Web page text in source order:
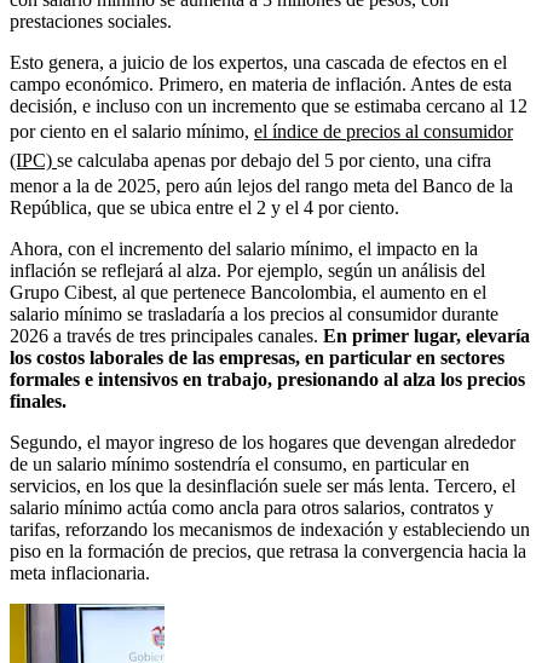
prestaciones sociales.
Esto genera, a juicio de los expertos, una cascada de efectos en el
campo económico. Primero, en materia de inflación. Antes de esta
decisión, e incluso con un incremento que se estimaba cercano al 12
por ciento en el salario mínimo, el índice de precios al consumidor
(IPC) se calculaba apenas por debajo del 5 por ciento, una cifra
menor a la de 2025, pero aún lejos del rango meta del Banco de la
República, que se ubica entre el 2 y el 4 por ciento.
Ahora, con el incremento del salario mínimo, el impacto en la
inflación se reflejará al alza. Por ejemplo, según un análisis del
Grupo Cibest, al que pertenece Bancolombia, el aumento en el
salario mínimo se trasladaría a los precios al consumidor durante
2026 a través de tres principales canales. En primer lugar, elevaría
los costos laborales de las empresas, en particular en sectores
formales e intensivos en trabajo, presionando al alza los precios
finales.
Segundo, el mayor ingreso de los hogares que devengan alrededor
de un salario mínimo sostendría el consumo, en particular en
servicios, en los que la desinflación suele ser más lenta. Tercero, el
salario mínimo actúa como ancla para otros salarios, contratos y
tarifas, reforzando los mecanismos de indexación y estableciendo un
piso en la formación de precios, que retrasa la convergencia hacia la
meta inflacionaria.